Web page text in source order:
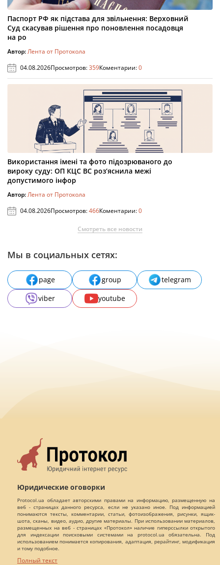
Паспорт РФ як підстава для звільнення: Верховний
Суд скасував рішення про поновлення посадовця
на ро
Автор:Лента от Протокола
04.08.2026Просмотров:359Коментарии:0
Використання імені та фото підозрюваного до
вироку суду: ОП КЦС ВС роз’яснила межі
допустимого інфор
Автор:Лента от Протокола
04.08.2026Просмотров:466Коментарии:0
Смотреть все новости
Мы в социальных сетях:
page group
telegram
viber
youtube
Юридические оговорки
Protocol.ua обладает авторскими правами на информацию, размещенную на
веб - страницах данного ресурса, если не указано иное. Под информацией
понимаются тексты, комментарии, статьи, фотоизображения, рисунки, ящик-
шота, сканы, видео, аудио, другие материалы. При использовании материалов,
размещенных на веб - страницах «Протокол» наличие гиперссылки открытого
для индексации поисковыми системами на protocol.ua обязательна. Под
использованием понимается копирования, адаптация, рерайтинг, модификация
и тому подобное.
Полный текст